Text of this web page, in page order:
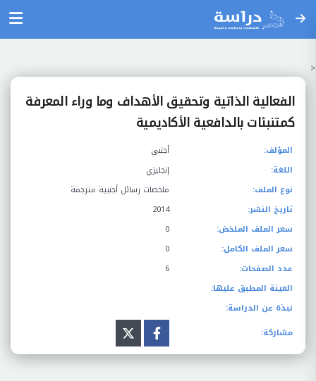
<
الفعالية الذاتية وتحقيق الأهداف وما وراء المعرفة
كمتنبئات بالدافعية الأكاديمية
المؤلف:
أجنبي
اللغة:
إنجليزي
نوع الملف:
ملخصات رسائل أجنبية مترجمة
تاريخ النشر:
2014
سعر الملف الملخض:
0
سعر الملف الكامل:
0
عدد الصفحات:
6
العينة المطبق عليها:
نبذة عن الدراسة:
مشاركة: